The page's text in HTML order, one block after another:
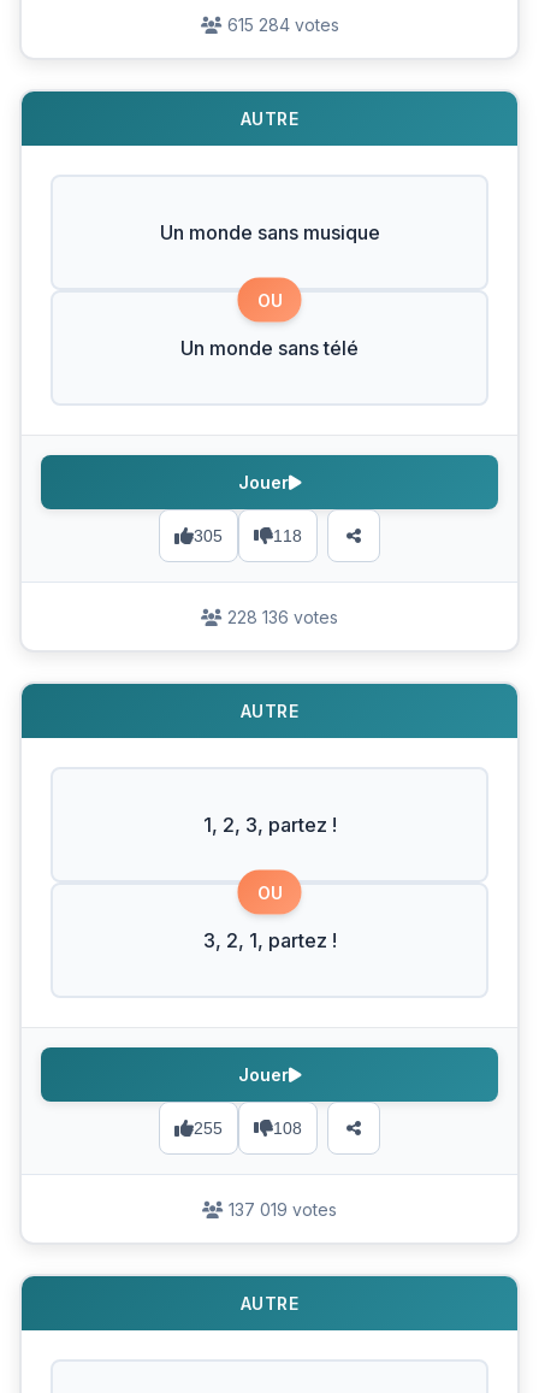
615 284 votes
AUTRE
Un monde sans musique
OU
Un monde sans télé
305 118
Jouer
228 136 votes
AUTRE
1, 2, 3, partez !
OU
3, 2, 1, partez !
255 108
Jouer
137 019 votes
AUTRE